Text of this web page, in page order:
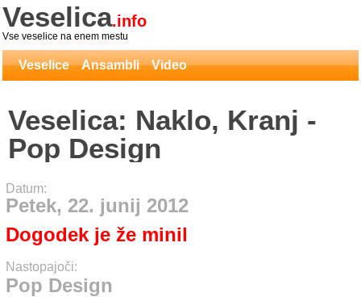
Veselica.info
Vse veselice na enem mestu
Veselice Ansambli Video
Veselica: Naklo, Kranj -
Pop Design
Datum:
Petek, 22. junij 2012
Dogodek je že minil
Nastopajoči:
Pop Design